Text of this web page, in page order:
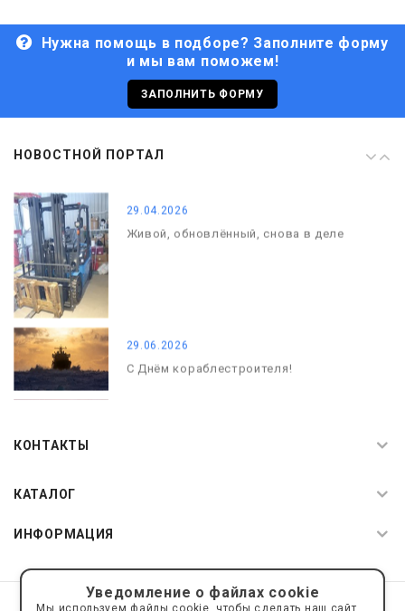
Нужна помощь в подборе? Заполните форму
и мы вам поможем!
ЗАПОЛНИТЬ ФОРМУ
НОВОСТНОЙ ПОРТАЛ
29.06.2026
С Днём кораблестроителя!
С Днём Победы. Память, которая с
29.04.2026
Живой, обновлённый, снова в деле
29.06.2026
С Днём кораблестроителя!
КОНТАКТЫ
КАТАЛОГ
ИНФОРМАЦИЯ
© 2019—2026 Интернет пространство АкваРос sale@a-ros.ru
Уведомление о файлах cookie
Мы используем файлы cookie, чтобы сделать наш сайт